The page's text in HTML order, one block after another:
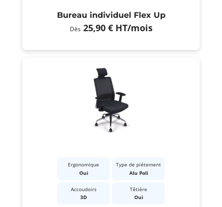
Bureau individuel Flex Up
Dès 25,90 € HT/mois
Ergonomique
Oui
Type de piétement
Alu Poli
Accoudoirs
3D
Têtière
Oui